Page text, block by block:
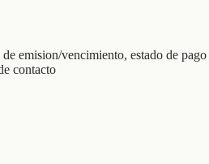
emision/vencimiento, estado de pago
contacto